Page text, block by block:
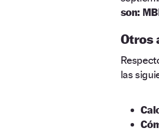
son:
Otros
las